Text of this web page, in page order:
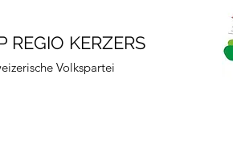
REGIO KERZERS
Volkspartei